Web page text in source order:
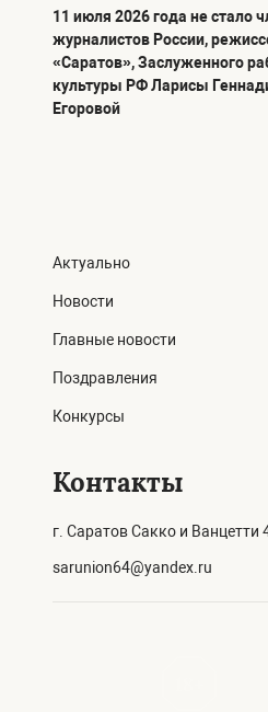
11 июля 2026 года не стало
журналистов России,
«Саратов», Заслуженного
культуры РФ Ларисы
Егоровой
Актуально
Новости
Главные новости
Поздравления
Конкурсы
Контакты
г. Саратов Сакко и Ванцетти
sarunion64@yandex.ru